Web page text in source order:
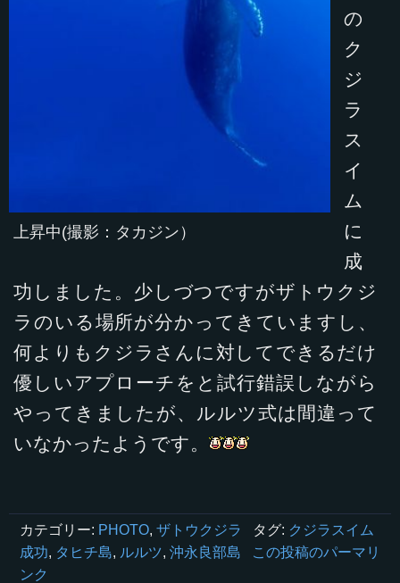
上昇中(撮影：タカジン）
の
ク
ジ
ラ
ス
イ
ム
に
成
功しました。少しづつですがザトウクジ
ラのいる場所が分かってきていますし、
何よりもクジラさんに対してできるだけ
優しいアプローチをと試行錯誤しながら
やってきましたが、ルルツ式は間違って
いなかったようです。
カテゴリー: PHOTO, ザトウクジラ タグ: クジラスイム
成功, タヒチ島, ルルツ, 沖永良部島
この投稿のパーマリ
ンク